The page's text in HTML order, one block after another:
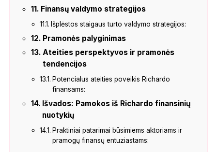
Finansų valdymo strategijos
Išplėstos staigaus turto valdymo strategijos:
Pramonės palyginimas
Ateities perspektyvos ir pramonės
tendencijos
Potencialus ateities poveikis Richardo
finansams:
Išvados: Pamokos iš Richardo finansinių
nuotykių
Praktiniai patarimai būsimiems aktoriams ir
pramogų finansų entuziastams: